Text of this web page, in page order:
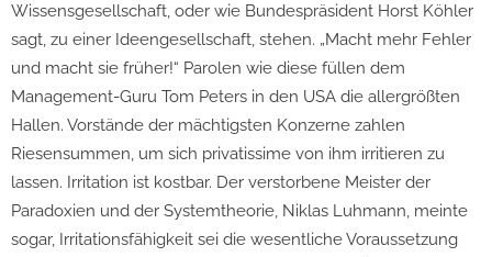
Wissensgesellschaft, oder wie Bundespräsident Horst Köhler
sagt, zu einer Ideengesellschaft, stehen. „Macht mehr Fehler
und macht sie früher!“ Parolen wie diese füllen dem
Management-Guru Tom Peters in den USA die allergrößten
Hallen. Vorstände der mächtigsten Konzerne zahlen
Riesensummen, um sich privatissime von ihm irritieren zu
lassen. Irritation ist kostbar. Der verstorbene Meister der
Paradoxien und der Systemtheorie, Niklas Luhmann, meinte
sogar, Irritationsfähigkeit sei die wesentliche Voraussetzung